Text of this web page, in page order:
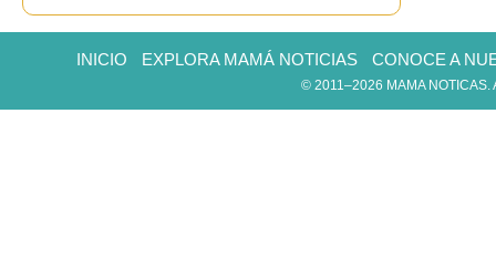
INICIO EXPLORA MAMÁ NOTICIAS CONOCE A
© 2011–2026 MAMA NOTICAS.